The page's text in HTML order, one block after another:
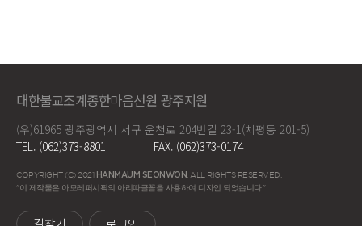
대한불교조계종한마음선원 광주지원
(우)61965 광주광역시 서구 운천로 204번길 23-1(치평동 201-5)
TEL. (062)373-8801
FAX. (062)373-0174
COPYRIGHT (C) 2021 HANMAUM SEONWON . ALL RIGHTS RESERVED.
"이 제작물은 아모레퍼시픽의 아리따글꼴을 사용하여 디자인 되었습니다."